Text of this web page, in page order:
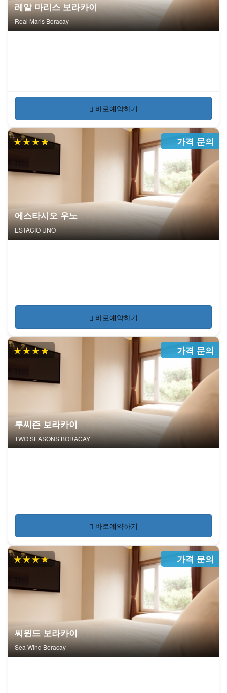
레알 마리스 보라카이
Real Maris Boracay
바로예약하기
★★★★ 가격 문의
에스타시오 우노
ESTACIO UNO
바로예약하기
★★★★ 가격 문의
투씨즌 보라카이
TWO SEASONS BORACAY
바로예약하기
★★★★ 가격 문의
씨윈드 보라카이
Sea Wind Boracay